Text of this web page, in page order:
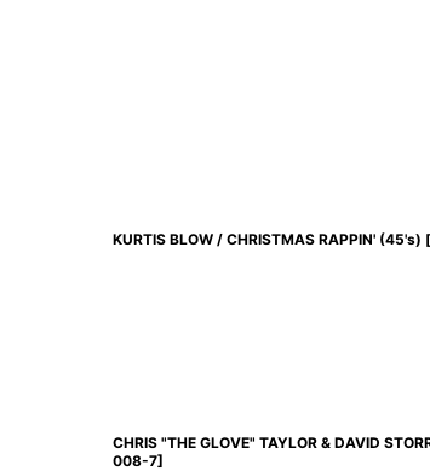
KURTIS BLOW / CHRISTMAS RAPPIN' (45's)
CHRIS "THE GLOVE" TAYLOR & DAVID
008-7]